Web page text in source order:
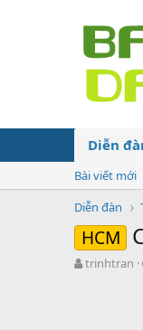
Diễn
Bài viết mới
Diễn đàn
HCM
N
trinhtran